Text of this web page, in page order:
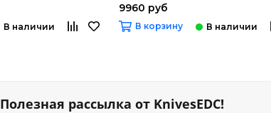
9960 руб
В корзину
Полезная рассылка от KnivesEDC!